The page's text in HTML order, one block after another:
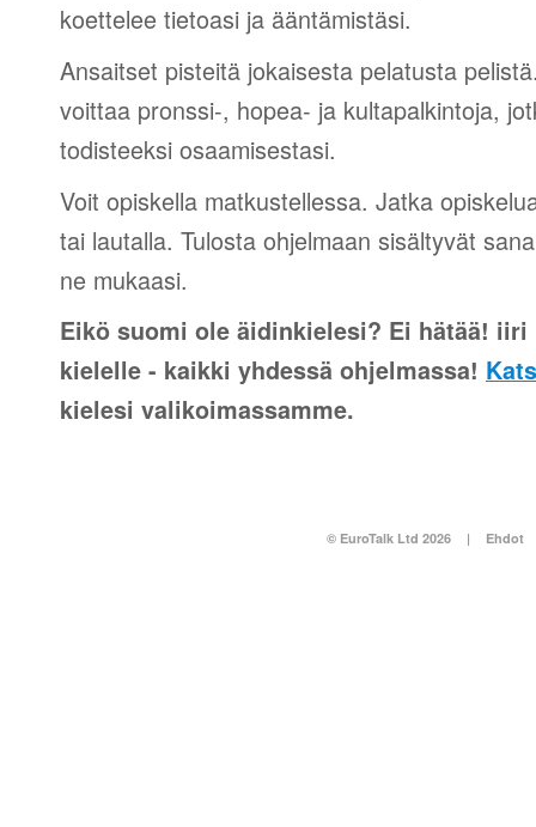
koettelee tietoasi ja ääntämistäsi.
Ansaitset pisteitä jokaisesta pelatusta
voittaa pronssi-, hopea- ja kultapalkintoja,
todisteeksi osaamisestasi.
Voit opiskella matkustellessa. Jatka
tai lautalla. Tulosta ohjelmaan sisältyvät
ne mukaasi.
Eikö suomi ole äidinkielesi? Ei hätää!
kielelle - kaikki yhdessä ohjelmassa!
kielesi valikoimassamme.
© EuroTalk Ltd 2026 | Ehdot